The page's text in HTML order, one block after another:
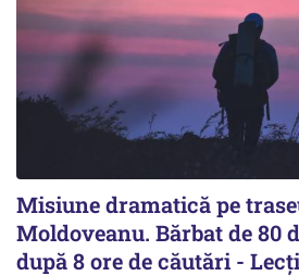
Misiune dramatică pe
Moldoveanu. Bărbat de 80
după 8 ore de căutări -